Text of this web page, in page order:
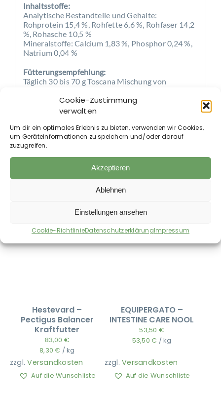
Cookie-Zustimmung
verwalten
Um dir ein optimales Erlebnis zu bieten, verwenden wir Cookies,
um Geräteinformationen zu speichern und/oder darauf
zuzugreifen.
Akzeptieren
Ablehnen
Einstellungen ansehen
Cookie-RichtlinieDatenschutzerklärungImpressum
Inhaltsstoffe:
Analytische Bestandteile und Gehalte:
Rohprotein 15,4 %, Rohfette 6,6 %, Rohfaser 14,2
%, Rohasche 10,5 %
Mineralstoffe: Calcium 1,83 %, Phosphor 0,24 %,
Natrium 0,04 %
Fütterungsempfehlung:
Täglich 30 bis 70 g Toscana Mischung von
über einen Zeitraum von vier Wochen oder im
wöchentlichen Wechsel mit anderen PerNaturam
Auch im Shop erhältlich:
Hestevard –
Pectigus Balancer
Kraftfutter
83,00 €
8,30€ /kg
zzgl.Versandkosten
Auf die Wunschliste
EQUIPERGATO –
INTESTINE CARE NOOL
53,50 €
53,50€ /kg
zzgl.Versandkosten
Auf die Wunschliste